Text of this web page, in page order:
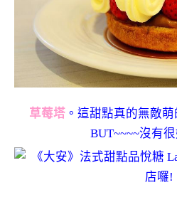
草莓塔。這甜點真的無敵萌
BUT~~~~沒有